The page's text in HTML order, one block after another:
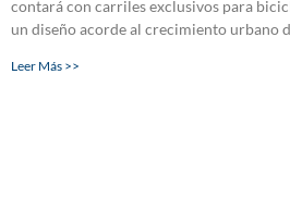
contará con carriles exclusivos para
un diseño acorde al crecimiento urbano
Leer Más >>